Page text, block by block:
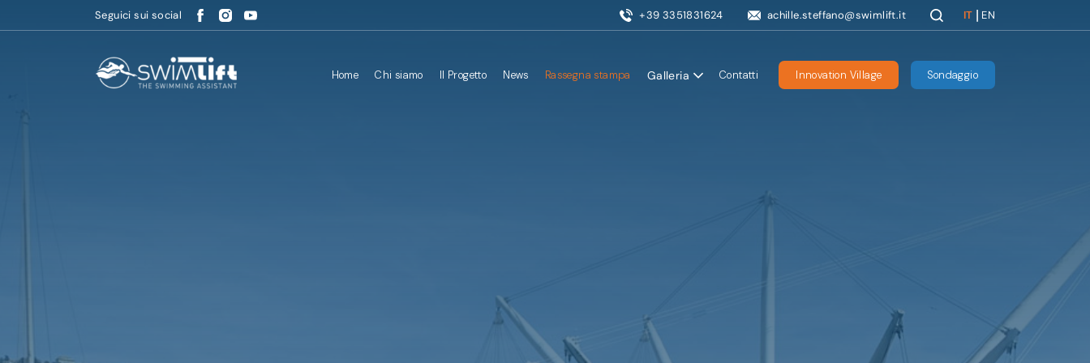
IT | EN
achille.steffano@swimlift.it
+39 3351831624
Seguici sui social
Home Chi siamo Il Progetto News Rassegna stampa Galleria Contatti Innovation Village Sondaggio